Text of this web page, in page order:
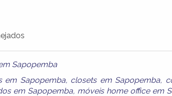
Sapopemba
em Sapopemba, closets em Sapopemba,
em Sapopemba, móveis home office em